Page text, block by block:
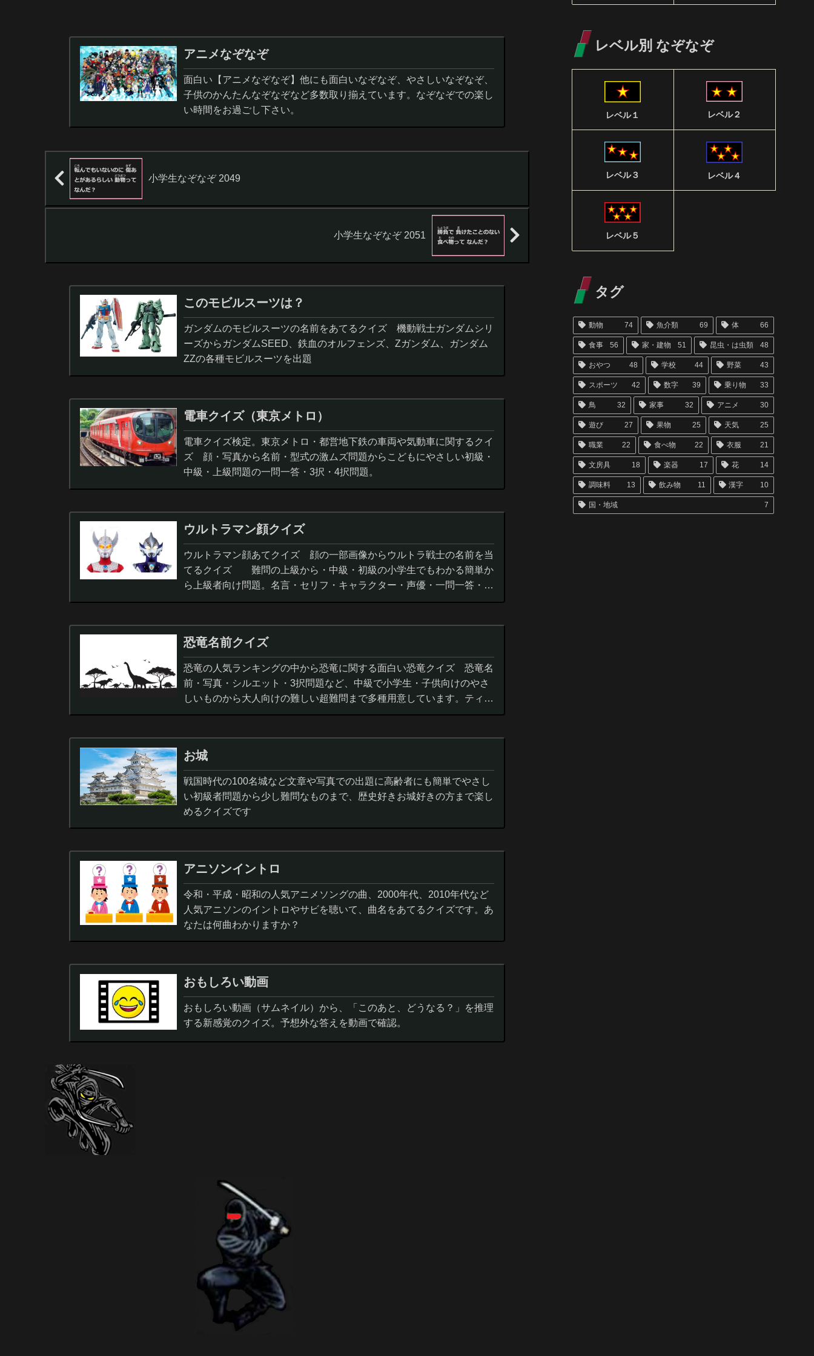
アニメなぞなぞ
面白い【アニメなぞなぞ】他にも面白いなぞなぞ、やさしいなぞなぞ、
子供のかんたんなぞなぞなど多数取り揃えています。なぞなぞでの楽し
い時間をお過ごし下さい。
小学生なぞなぞ 2049
小学生なぞなぞ 2051
このモビルスーツは？
ガンダムのモビルスーツの名前をあてるクイズ 機動戦士ガンダムシリ
ーズからガンダムSEED、鉄血のオルフェンズ、Zガンダム、ガンダム
ZZの各種モビルスーツを出題
電車クイズ（東京メトロ）
電車クイズ検定。東京メトロ・都営地下鉄の車両や気動車に関するクイ
ズ 顔・写真から名前・型式の激ムズ問題からこどもにやさしい初級・
中級・上級問題の一問一答・3択・4択問題。
ウルトラマン顔クイズ
ウルトラマン顔あてクイズ 顔の一部画像からウルトラ戦士の名前を当
てるクイズ 難問の上級から・中級・初級の小学生でもわかる簡単か
ら上級者向け問題。名言・セリフ・キャラクター・声優・一問一答・3
択問題まで。
恐竜名前クイズ
恐竜の人気ランキングの中から恐竜に関する面白い恐竜クイズ 恐竜名
前・写真・シルエット・3択問題など、中級で小学生・子供向けのやさ
しいものから大人向けの難しい超難問まで多種用意しています。ティラ
ノサウルス,スピノサウルス,アロサウルス,モササ...
お城
戦国時代の100名城など文章や写真での出題に高齢者にも簡単でやさし
い初級者問題から少し難問なものまで、歴史好きお城好きの方まで楽し
めるクイズです
アニソンイントロ
令和・平成・昭和の人気アニメソングの曲、2000年代、2010年代など
人気アニソンのイントロやサビを聴いて、曲名をあてるクイズです。あ
なたは何曲わかりますか？
おもしろい動画
おもしろい動画（サムネイル）から、「このあと、どうなる？」を推理
する新感覚のクイズ。予想外な答えを動画で確認。
レベル別 なぞなぞ
レベル１ レベル２
レベル３ レベル４
レベル５
タグ
動物 74 魚介類 69 体 66
食事 56 家・建物 51 昆虫・は虫類 48
おやつ 48 学校 44 野菜 43
スポーツ 42 数字 39 乗り物 33
鳥 32 家事 32 アニメ 30
遊び 27 果物 25 天気 25
職業 22 食べ物 22 衣服 21
文房具 18 楽器 17 花 14
調味料 13 飲み物 11 漢字 10
国・地域 7